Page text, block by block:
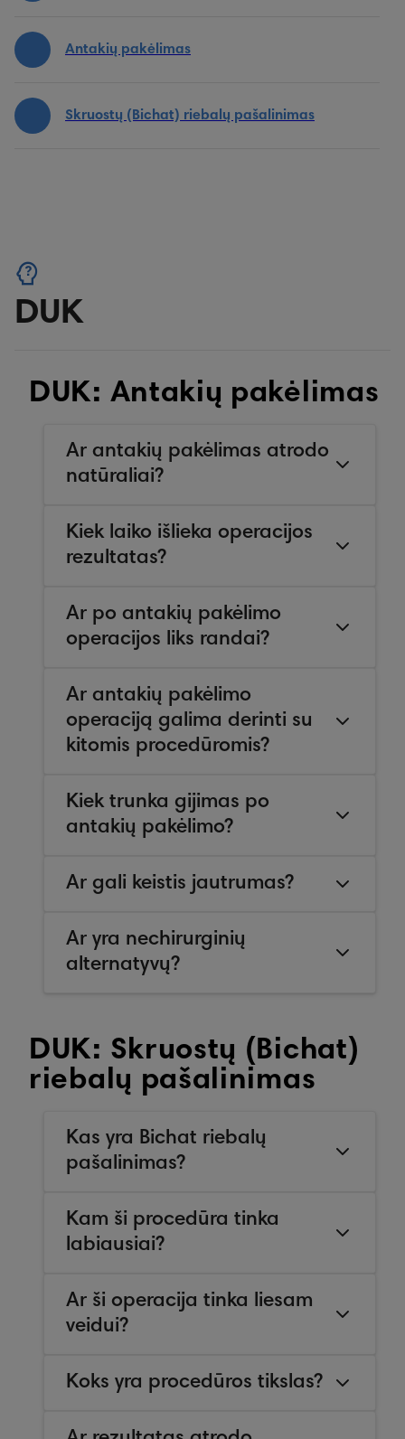
Antakių pakėlimas
Skruostų (Bichat) riebalų pašalinimas
DUK
DUK: Antakių pakėlimas
Ar antakių pakėlimas atrodo
natūraliai?
Kiek laiko išlieka operacijos
rezultatas?
Ar po antakių pakėlimo
operacijos liks randai?
Ar antakių pakėlimo
operaciją galima derinti su
kitomis procedūromis?
Kiek trunka gijimas po
antakių pakėlimo?
Ar gali keistis jautrumas?
Ar yra nechirurginių
alternatyvų?
DUK: Skruostų (Bichat)
riebalų pašalinimas
Kas yra Bichat riebalų
pašalinimas?
Kam ši procedūra tinka
labiausiai?
Ar ši operacija tinka liesam
veidui?
Koks yra procedūros tikslas?